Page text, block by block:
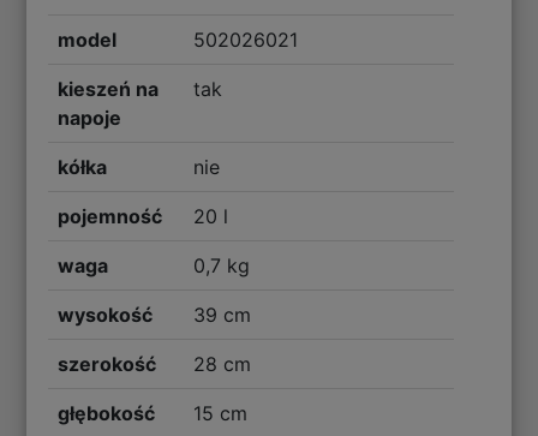
model 502026021
kieszeń na
napoje
tak
kółka nie
pojemność 20 l
waga 0,7 kg
wysokość 39 cm
szerokość 28 cm
głębokość 15 cm